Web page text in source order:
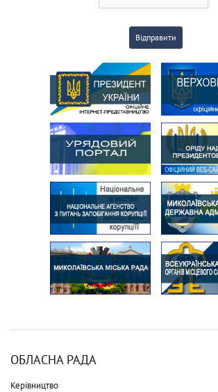
Відправити
ОБЛАСНА РАДА
Керівництво